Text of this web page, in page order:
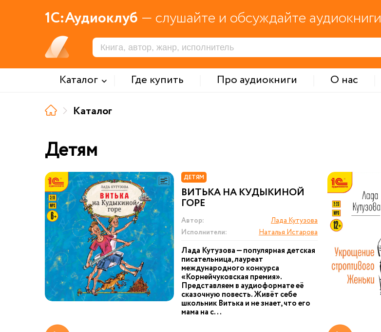
1С:Аудиоклуб — слушайте и обсуждайте аудиокниги
Каталог Где купить Про аудиокниги О нас
Каталог
Детям
ДЕТЯМ
ВИТЬКА НА КУДЫКИНОЙ
ГОРЕ
Автор:
Лада Кутузова
Исполнители:
Наталья Истарова
Лада Кутузова — популярная детская
писательница, лауреат
международного конкурса
«Корнейчуковская премия».
Представляем в аудиоформате её
сказочную повесть. Живёт себе
школьник Витька и не знает, что его
мама на с...